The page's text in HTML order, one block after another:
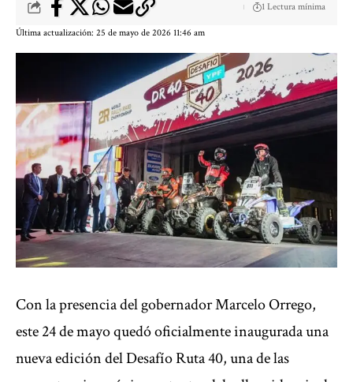
Última actualización: 25 de mayo de 2026 11:46 am
1 Lectura mínima
Con la presencia del gobernador Marcelo Orrego,
este 24 de mayo quedó oficialmente inaugurada una
nueva edición del Desafío Ruta 40, una de las